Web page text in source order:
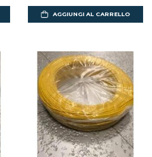
AGGIUNGI AL CARRELLO